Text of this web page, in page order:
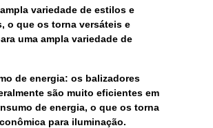
variedade de estilos e
o que os torna versáteis e
uma ampla variedade de
de energia: os balizadores
são muito eficientes em
de energia, o que os torna
para iluminação.